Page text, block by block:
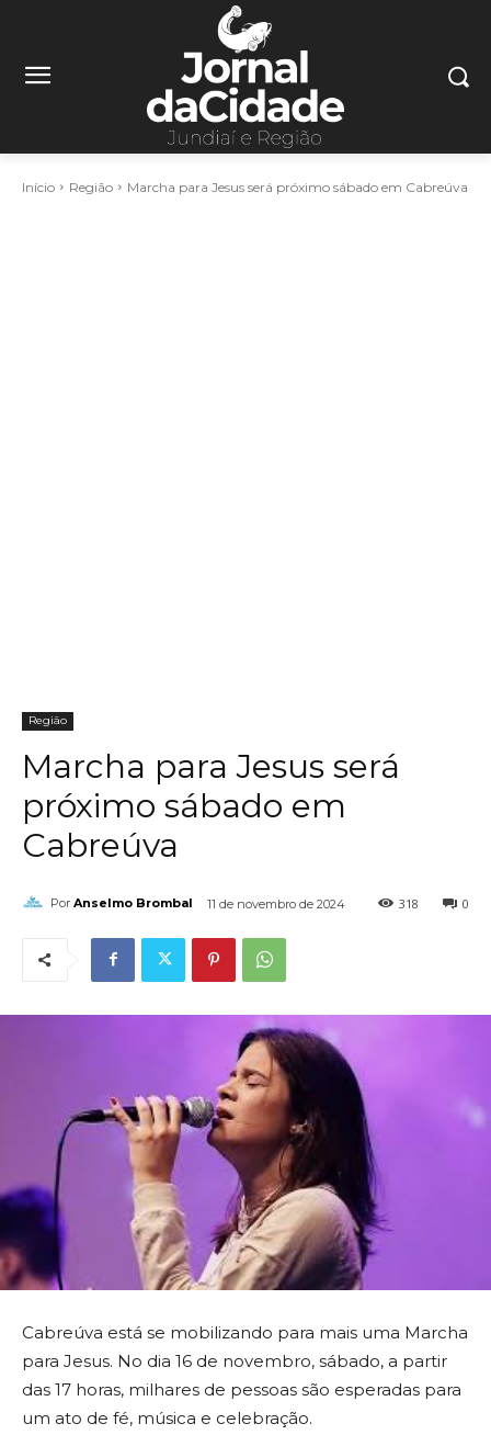
Início Região Marcha para Jesus será próximo sábado em Cabreúva
Região
Marcha para Jesus será
próximo sábado em
Cabreúva
Por Anselmo Brombal 11 de novembro de 2024 0
318
Cabreúva está se mobilizando para mais uma Marcha
para Jesus. No dia 16 de novembro, sábado, a partir
das 17 horas, milhares de pessoas são esperadas para
um ato de fé, música e celebração.